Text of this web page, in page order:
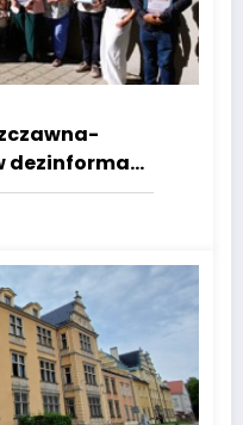
dezinformacji